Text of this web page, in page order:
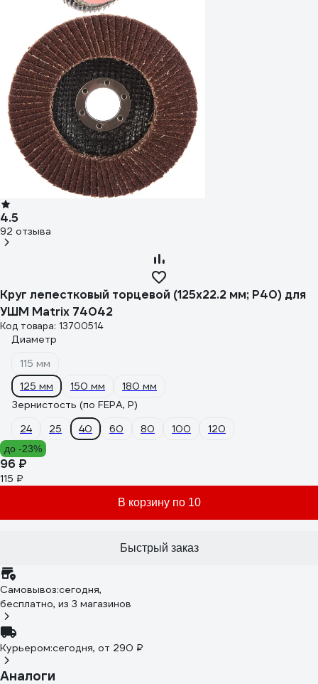
4.5
92 отзыва
Круг лепестковый торцевой (125х22.2 мм; P40) для
УШМ Matrix 74042
Код товара: 13700514
Диаметр
115 мм
125 мм
150 мм
180 мм
Зернистость (по FEPA, P)
24
25 40 60 80 100 120
до -23%
96 ₽
115 ₽
В корзину по 10
Быстрый заказ
Самовывоз:сегодня,
бесплатно, из 3 магазинов
Курьером:сегодня, от 290 ₽
Аналоги